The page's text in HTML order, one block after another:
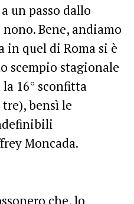
un passo dallo
Bene, andiamo
in quel di Roma si è
scempio stagionale
16° sconfitta
bensì le
Moncada.
che, lo